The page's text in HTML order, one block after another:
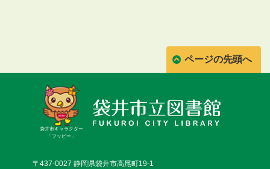
ページの先頭へ
袋井市キャラクター
「フッピー」
〒437-0027 静岡県袋井市高尾町19-1